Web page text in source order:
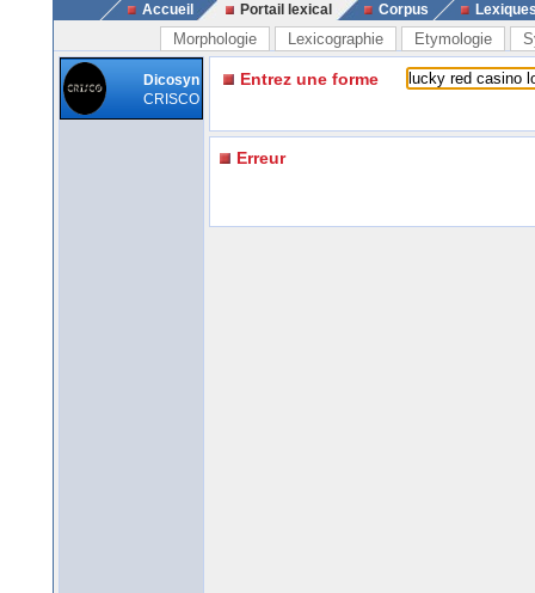
Accueil Portail lexical Corpus
Morphologie Lexicographie Etymologie
Dicosyn
CRISCO
Entrez une forme
Erreur